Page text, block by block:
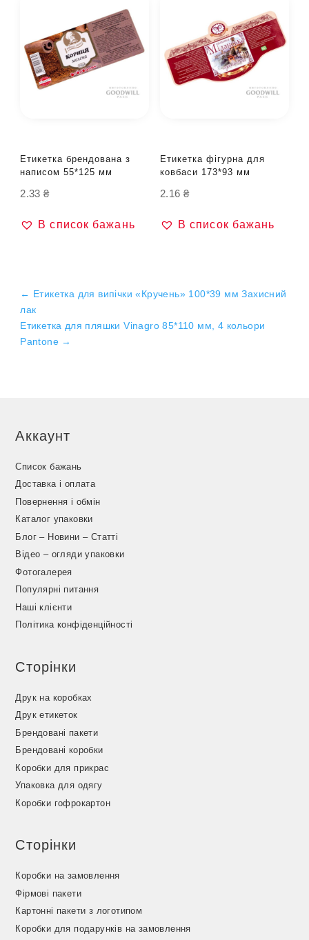
Етикетка брендована з
написом 55*125 мм
2.33₴
В список бажань
Етикетка фігурна для
ковбаси 173*93 мм
2.16 ₴
В список бажань
← Етикетка для випічки «Кручень» 100*39 мм Захисний
лак
Етикетка для пляшки Vinagro 85*110 мм, 4 кольори
Pantone→
Аккаунт
Список бажань
Доставка і оплата
Повернення і обмін
Каталог упаковки
Блог – Новини – Статті
Відео – огляди упаковки
Фотогалерея
Популярні питання
Наші клієнти
Політика конфіденційності
Сторінки
Друк на коробках
Друк етикеток
Брендовані пакети
Брендовані коробки
Коробки для прикрас
Упаковка для одягу
Коробки гофрокартон
Сторінки
Коробки на замовлення
Фірмові пакети
Картонні пакети з логотипом
Коробки для подарунків на замовлення